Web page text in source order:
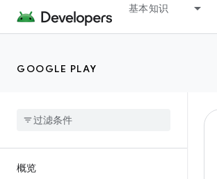
基本知识
GOOGLE PLAY
概览